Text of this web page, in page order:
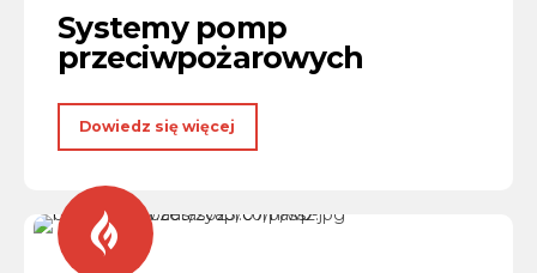
Systemy pomp
przeciwpożarowych
Dowiedz się więcej